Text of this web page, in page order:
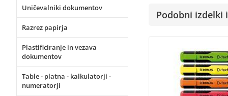
Uničevalniki dokumentov
Razrez papirja
Plastificiranje in vezava
dokumentov
Table - platna - kalkulatorji -
numeratorji
Podobni izdelki